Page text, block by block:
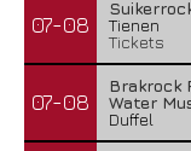
07-08
Tienen
Tickets
07-08
Brakrock
Water
Duffel